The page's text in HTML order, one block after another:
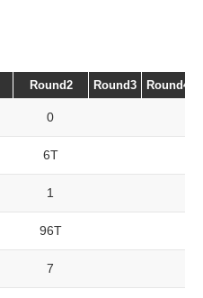
Round2 Round3 Round4
0
6T
1
96T
7